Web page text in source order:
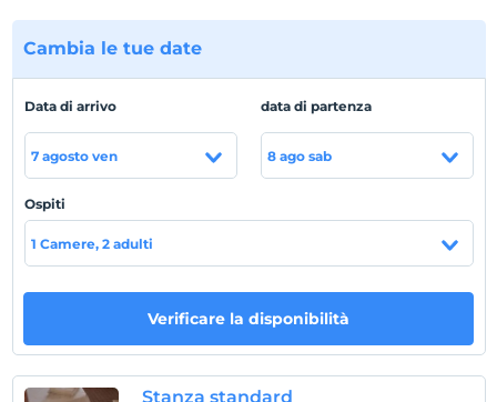
mappa
Regole dell'hotel
registrare
En erken saat 13:00 ve sonrası
Guardare
L'ultimo 11:00 e prima
Animali non ammessi
fumare
camere non fumatori
figli
I bambini di età inferiore a 2 non vengono addebitati
Cambia le tue date
Data di arrivo
7 agosto ven
data di partenza
8 ago sab
Ospiti
1 Camere, 2 adulti
Verificare la disponibilità
Stanza standard